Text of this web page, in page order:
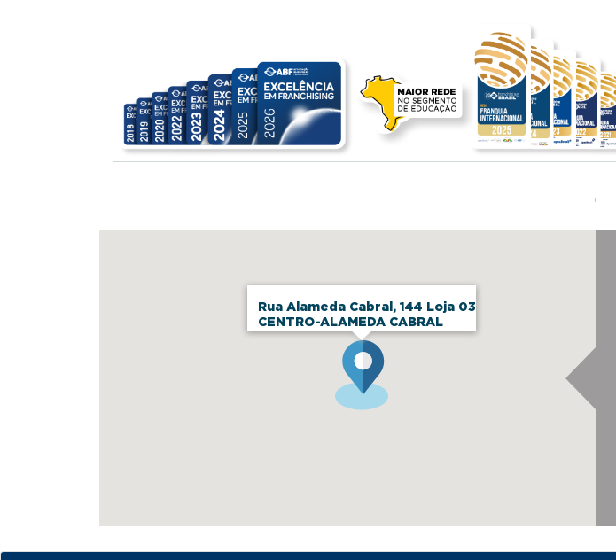
Rua Alameda Cabral, 144 Loja 03
CENTRO-ALAMEDA CABRAL